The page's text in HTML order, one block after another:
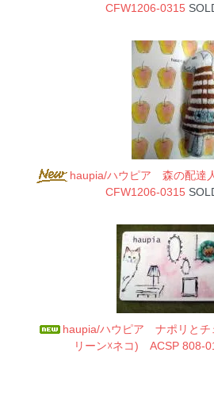
CFW1206-0315
haupia/ハウピア 森の配達
CFW1206-0315
haupia/ハウピア ナポリとチ
リーン☓ネコ) ACSP 808-